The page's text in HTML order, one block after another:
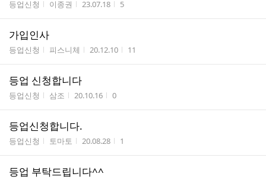
뉴
트
게시판명
등업신청 작성자
이종권 작성시간
23.07.18 조회수
5
가입인사
게시판명
등업신청 작성자
피스니체 작성시간
20.12.10 조회수
11
등업 신청합니다
게시판명
등업신청 작성자
삼조 작성시간
20.10.16 조회수
0
등업신청합니다.
게시판명
등업신청 작성자
토마토 작성시간
20.08.28 조회수
1
등업 부탁드립니다^^